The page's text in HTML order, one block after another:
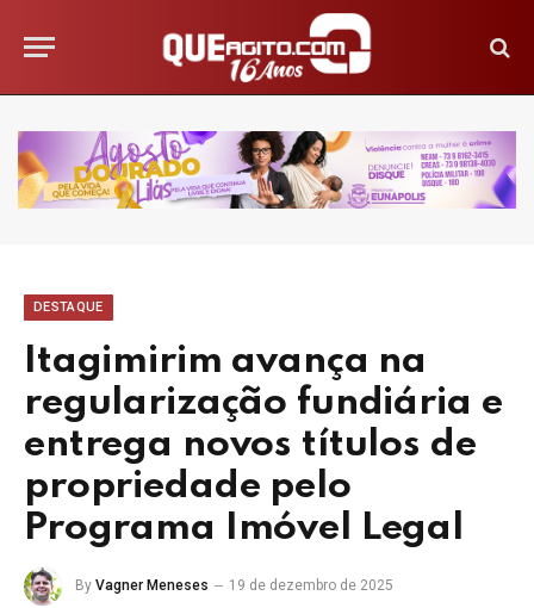
DESTAQUE
Itagimirim avança na
regularização fundiária e
entrega novos títulos de
propriedade pelo
Programa Imóvel Legal
By Vagner Meneses
19 de dezembro de 2025